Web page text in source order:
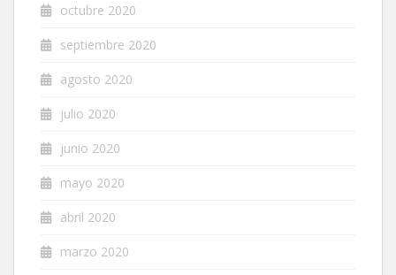
octubre 2020
septiembre 2020
agosto 2020
julio 2020
junio 2020
mayo 2020
abril 2020
marzo 2020